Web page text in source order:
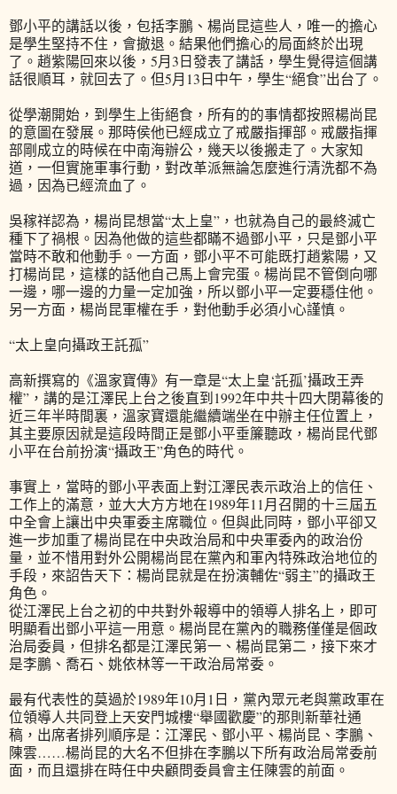
鄧小平的講話以後，包括李鵬、楊尚昆這些人，唯一的擔心
是學生堅持不住，會撤退。結果他們擔心的局面終於出現
了。趙紫陽回來以後，5月3日發表了講話，學生覺得這個講
話很順耳，就回去了。但5月13日中午，學生“絕食”出台了。
從學潮開始，到學生上街絕食，所有的的事情都按照楊尚昆
的意圖在發展。那時侯他已經成立了戒嚴指揮部。戒嚴指揮
部剛成立的時候在中南海辦公，幾天以後搬走了。大家知
道，一但實施軍事行動，對改革派無論怎麼進行清洗都不為
過，因為已經流血了。
吳稼祥認為，楊尚昆想當“太上皇”，也就為自己的最終滅亡
種下了禍根。因為他做的這些都瞞不過鄧小平，只是鄧小平
當時不敢和他動手。一方面，鄧小平不可能既打趙紫陽，又
打楊尚昆，這樣的話他自己馬上會完蛋。楊尚昆不管倒向哪
一邊，哪一邊的力量一定加強，所以鄧小平一定要穩住他。
另一方面，楊尚昆軍權在手，對他動手必須小心謹慎。
“太上皇向攝政王託孤”
高新撰寫的《溫家寶傳》有一章是“太上皇‘託孤’攝政王弄
權”，講的是江澤民上台之後直到1992年中共十四大閉幕後的
近三年半時間裏，溫家寶還能繼續端坐在中辦主任位置上，
其主要原因就是這段時間正是鄧小平垂簾聽政，楊尚昆代鄧
小平在台前扮演“攝政王”角色的時代。
事實上，當時的鄧小平表面上對江澤民表示政治上的信任、
工作上的滿意，並大大方方地在1989年11月召開的十三屆五
中全會上讓出中央軍委主席職位。但與此同時，鄧小平卻又
進一步加重了楊尚昆在中央政治局和中央軍委內的政治份
量，並不惜用對外公開楊尚昆在黨內和軍內特殊政治地位的
手段，來詔告天下：楊尚昆就是在扮演輔佐“弱主”的攝政王
角色。
從江澤民上台之初的中共對外報導中的領導人排名上，即可
明顯看出鄧小平這一用意。楊尚昆在黨內的職務僅僅是個政
治局委員，但排名都是江澤民第一、楊尚昆第二，接下來才
是李鵬、喬石、姚依林等一干政治局常委。
最有代表性的莫過於1989年10月1日，黨內眾元老與黨政軍在
位領導人共同登上天安門城樓“舉國歡慶”的那則新華社通
稿，出席者排列順序是：江澤民、鄧小平、楊尚昆、李鵬、
陳雲……楊尚昆的大名不但排在李鵬以下所有政治局常委前
面，而且還排在時任中央顧問委員會主任陳雲的前面。